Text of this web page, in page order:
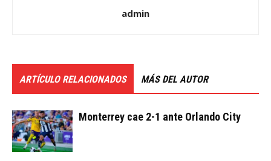
admin
ARTÍCULO RELACIONADOS MÁS DEL AUTOR
Monterrey cae 2-1 ante Orlando City